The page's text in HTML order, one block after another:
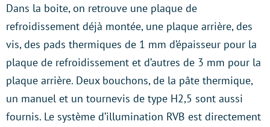
Dans la boite, on retrouve une plaque de
refroidissement déjà montée, une plaque arrière, des
vis, des pads thermiques de 1 mm d’épaisseur pour la
plaque de refroidissement et d’autres de 3 mm pour la
plaque arrière. Deux bouchons, de la pâte thermique,
un manuel et un tournevis de type H2,5 sont aussi
fournis. Le système d’illumination RVB est directement